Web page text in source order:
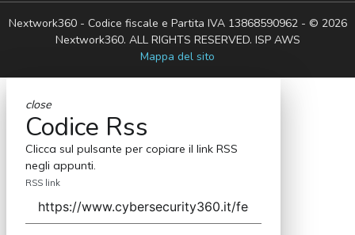
Nextwork360 - Codice fiscale e Partita IVA 13868590962 - © 2026
Nextwork360. ALL RIGHTS RESERVED. ISP AWS
Mappa del sito
close
Codice Rss
Clicca sul pulsante per copiare il link RSS
negli appunti.
RSS link